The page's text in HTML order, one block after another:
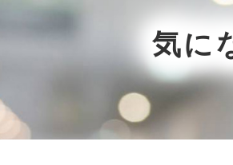
気に